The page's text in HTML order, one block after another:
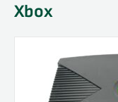
Xbox